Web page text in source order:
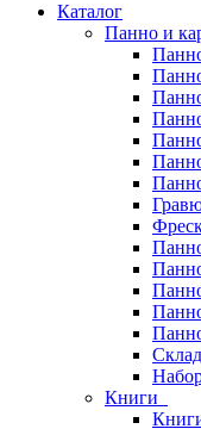
Каталог
Панно и
Книги